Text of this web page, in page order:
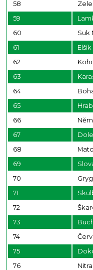
58
59
60
Suk
61
62
63
64
65
66
67
68
69
70
71
72
73
74
75
76